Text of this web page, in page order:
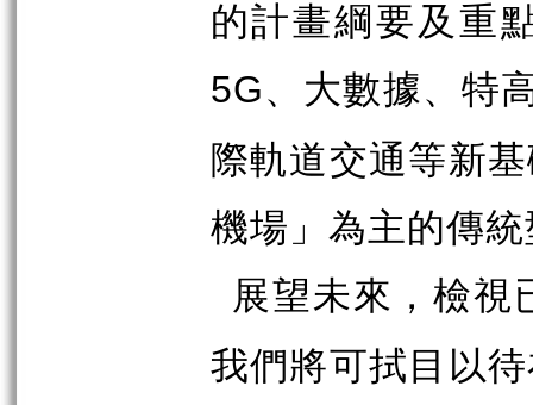
的計畫綱要及重
5G、大數據、特
際軌道交通等新
機場」為主的傳
展望未來，檢視
我們將可拭目以